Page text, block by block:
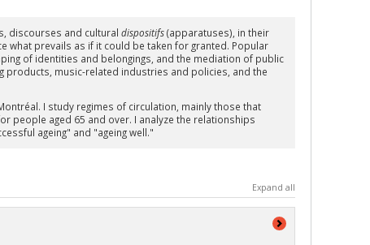
discourses and cultural dispositifs(apparatuses), in their
prevails as if it could be taken for granted. Popular
of identities and belongings, and the mediation of public
products, music-related industries and policies, and the
I study regimes of circulation, mainly those that
people aged 65 and over. I analyze the relationships
ageing" and "ageing well."
Expand all